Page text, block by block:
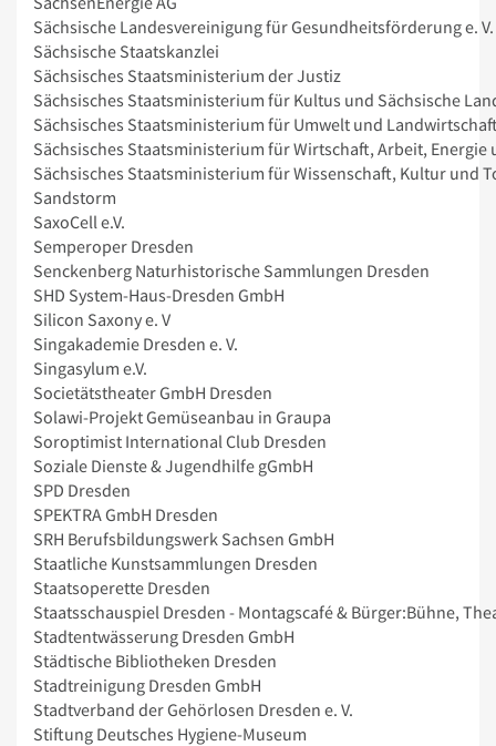
Sächsische Landesvereinigung für Gesundheitsförderung e. V.
Sächsische Staatskanzlei
Sächsisches Staatsministerium der Justiz
Sächsisches Staatsministerium für Kultus und Sächsische
Sächsisches Staatsministerium für Umwelt und
Sächsisches Staatsministerium für Wirtschaft, Arbeit,
Sächsisches Staatsministerium für Wissenschaft, Kultur und
Sandstorm
SaxoCell e.V.
Semperoper Dresden
Senckenberg Naturhistorische Sammlungen Dresden
SHD System-Haus-Dresden GmbH
Silicon Saxony e. V
Singakademie Dresden e. V.
Singasylum e.V.
Societätstheater GmbH Dresden
Solawi-Projekt Gemüseanbau in Graupa
Soroptimist International Club Dresden
Soziale Dienste & Jugendhilfe gGmbH
SPD Dresden
SPEKTRA GmbH Dresden
SRH Berufsbildungswerk Sachsen GmbH
Staatliche Kunstsammlungen Dresden
Staatsoperette Dresden
Staatsschauspiel Dresden - Montagscafé & Bürger:Bühne,
Stadtentwässerung Dresden GmbH
Städtische Bibliotheken Dresden
Stadtreinigung Dresden GmbH
Stadtverband der Gehörlosen Dresden e. V.
Stiftung Deutsches Hygiene-Museum